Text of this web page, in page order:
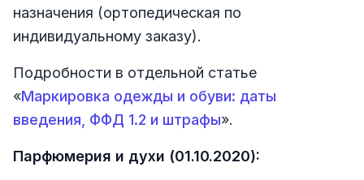
назначения (ортопедическая по
индивидуальному заказу).
Подробности в отдельной статье
«Маркировка одежды и обуви: даты
введения, ФФД 1.2 и штрафы».
Парфюмерия и духи (01.10.2020):